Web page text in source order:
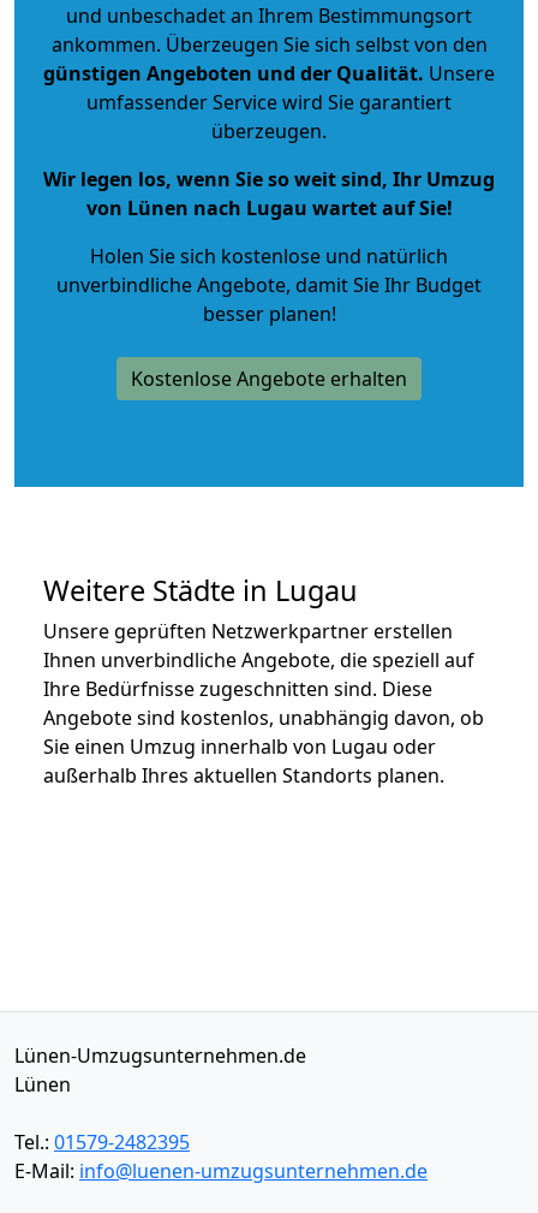
und unbeschadet an Ihrem Bestimmungsort
ankommen. Überzeugen Sie sich selbst von den
günstigen Angeboten und der Qualität. Unsere
umfassender Service wird Sie garantiert
überzeugen.
Wir legen los, wenn Sie so weit sind, Ihr Umzug
von Lünen nach Lugau wartet auf Sie!
Holen Sie sich kostenlose und natürlich
unverbindliche Angebote, damit Sie Ihr Budget
besser planen!
Kostenlose Angebote erhalten
Weitere Städte in Lugau
Unsere geprüften Netzwerkpartner erstellen
Ihnen unverbindliche Angebote, die speziell auf
Ihre Bedürfnisse zugeschnitten sind. Diese
Angebote sind kostenlos, unabhängig davon, ob
Sie einen Umzug innerhalb von Lugau oder
außerhalb Ihres aktuellen Standorts planen.
Lünen-Umzugsunternehmen.de
Lünen
Tel.: 01579-2482395
E-Mail: info@luenen-umzugsunternehmen.de